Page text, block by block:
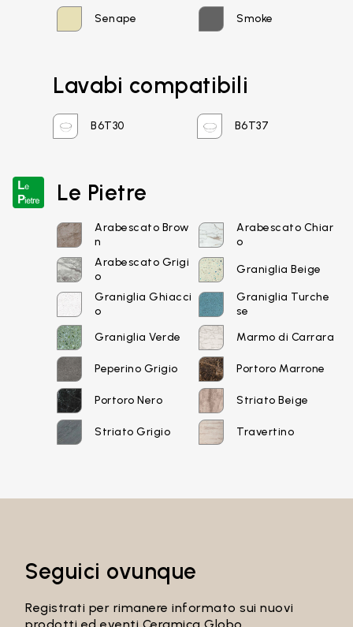
Password
Recupera password
Senape Smoke
Lavabi compatibili
B6T30 B6T37
Le Pietre
Arabescato Brow
n
Arabescato Chiar
o
Arabescato Grigi
o
Graniglia Beige
Graniglia Ghiacci
o
Graniglia Turche
se
Graniglia Verde
Marmo di Carrara
Peperino Grigio Portoro Marrone
Portoro Nero Striato Beige
Striato Grigio Travertino
Seguici ovunque
Registrati per rimanere informato sui nuovi